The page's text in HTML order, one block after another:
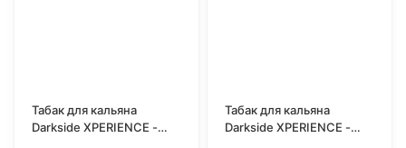
Табак для кальяна
Darkside XPERIENCE -
Табак для кальяна
Darkside XPERIENCE -